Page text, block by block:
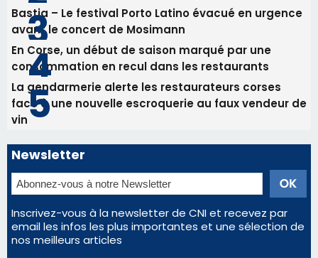
Les plus lus
Satine Nomary est la nouvelle Miss Corse 2026
Éclipse du 12 août : la Corse aux premières loges
d'un spectacle qui ne reviendra pas avant 2081
Bastia – Le festival Porto Latino évacué en urgence
avant le concert de Mosimann
En Corse, un début de saison marqué par une
consommation en recul dans les restaurants
La gendarmerie alerte les restaurateurs corses
face à une nouvelle escroquerie au faux vendeur de